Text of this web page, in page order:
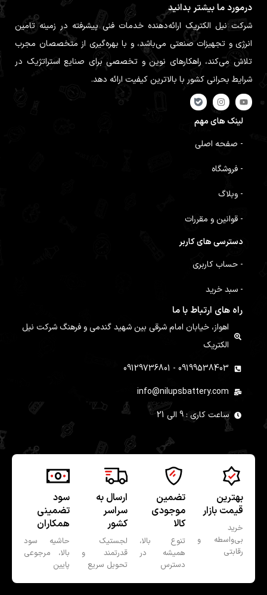
درمورد ما بیشتر بدانید
شرکت نیل الکتریک ارائه‌دهنده خدمات فنی پیشرفته در زمینه تامین
انرژی و تجهیزات صنعتی می‌باشد، و با بهره‌گیری از متخصصان مجرب
تلاش می‌کند، راهکارهای نوین و تخصصی برای صنایع استراتژیک در
شرایط بحرانی کشور با بالاترین کیفیت ارائه دهد.
لینک های مهم
- صفحه اصلی
- فروشگاه
- وبلاگ
- قوانین و مقررات
دسترسی های کاربر
- حساب کاربری
- سبد خرید
راه های ارتباط با ما
اهواز، خیابان امام شرقی بین شهید گندمی و فرهنگ شرکت نیل
الکتریک
09199538403 - 09129736801
info@nilupsbattery.com
ساعت کاری : 9 الی 21
بهترین
قیمت بازار
خرید
بی‌واسطه و
رقابتی
تضمین
موجودی
کالا
تنوع بالا،
همیشه در
دسترس
ارسال به
سراسر
کشور
لجستیک
قدرتمند و
تحویل سریع
سود
تضمینی
همکاران
حاشیه سود
بالا، مرجوعی
پایین